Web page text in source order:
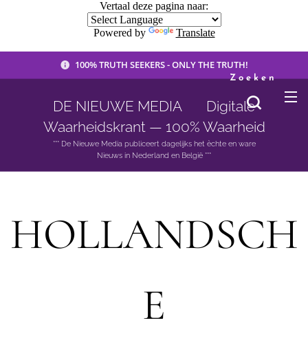
Vertaal deze pagina naar:
Powered by Translate
100% TRUTH SEEKERS - ONLY THE TRUTH!
DE NIEUWE MEDIA 🟣 Digitale
Waarheidskrant — 100% Waarheid
*** De Nieuwe Media publiceert dagelijks het èchte en ware
Nieuws in Nederland en België ***
Zoeken
HOLLANDSCH
E